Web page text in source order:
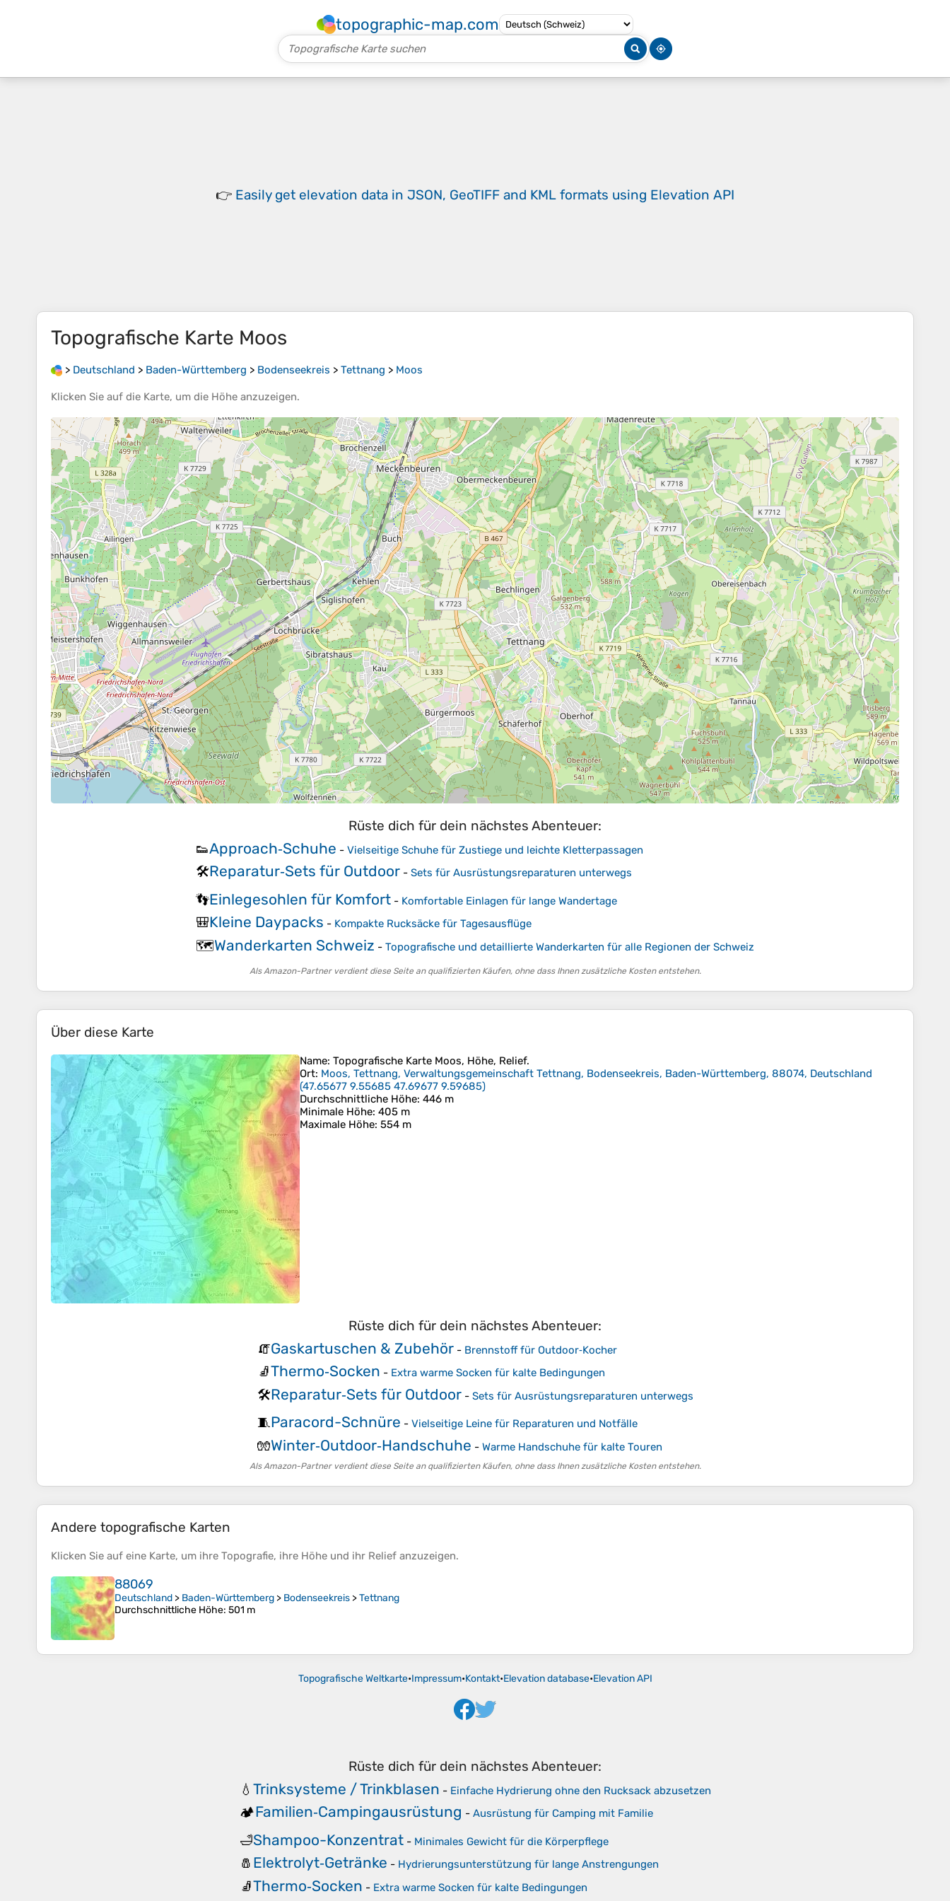
topographic-map.com
👉 Easily get elevation data in JSON, GeoTIFF and KML formats using Elevation API
Topografische Karte Moos
> Deutschland > Baden-Württemberg > Bodenseekreis > Tettnang > Moos
Klicken Sie auf die Karte, um die Höhe anzuzeigen.
Rüste dich für dein nächstes Abenteuer:
👟Approach‑Schuhe - Vielseitige Schuhe für Zustiege und leichte Kletterpassagen
🛠️Reparatur‑Sets für Outdoor - Sets für Ausrüstungsreparaturen unterwegs
👣Einlegesohlen für Komfort - Komfortable Einlagen für lange Wandertage
🎒Kleine Daypacks - Kompakte Rucksäcke für Tagesausflüge
🗺️Wanderkarten Schweiz - Topografische und detaillierte Wanderkarten für alle Regionen der Schweiz
Als Amazon-Partner verdient diese Seite an qualifizierten Käufen, ohne dass Ihnen zusätzliche Kosten entstehen.
Über diese Karte
Name: Topografische Karte Moos, Höhe, Relief.
Ort: Moos, Tettnang, Verwaltungsgemeinschaft Tettnang, Bodenseekreis, Baden-Württemberg, 88074, Deutschland
(47.65677 9.55685 47.69677 9.59685)
Durchschnittliche Höhe: 446 m
Minimale Höhe: 405 m
Maximale Höhe: 554 m
Rüste dich für dein nächstes Abenteuer:
🧯Gaskartuschen & Zubehör- Brennstoff für Outdoor‑Kocher
🧦Thermo‑Socken - Extra warme Socken für kalte Bedingungen
🛠️Reparatur‑Sets für Outdoor- Sets für Ausrüstungsreparaturen unterwegs
🧵Paracord-Schnüre - Vielseitige Leine für Reparaturen und Notfälle
🧤Winter‑Outdoor‑Handschuhe - Warme Handschuhe für kalte Touren
Als Amazon-Partner verdient diese Seite an qualifizierten Käufen, ohne dass Ihnen zusätzliche Kosten entstehen.
Andere topografische Karten
Klicken Sie auf eine Karte, um ihre Topografie, ihre Höhe und ihr Relief anzuzeigen.
88069
Deutschland > Baden-Württemberg > Bodenseekreis >Tettnang
Durchschnittliche Höhe: 501 m
Topografische Weltkarte•Impressum•Kontakt•Elevation database•Elevation API
Rüste dich für dein nächstes Abenteuer:
💧 Trinksysteme / Trinkblasen - Einfache Hydrierung ohne den Rucksack abzusetzen
🏕️Familien‑Campingausrüstung - Ausrüstung für Camping mit Familie
🛁Shampoo-Konzentrat- Minimales Gewicht für die Körperpflege
🧂 Elektrolyt‑Getränke - Hydrierungsunterstützung für lange Anstrengungen
🧦Thermo‑Socken - Extra warme Socken für kalte Bedingungen